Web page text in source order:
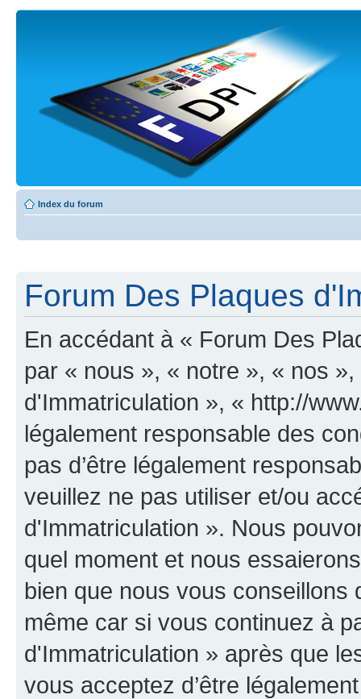
Index du forum
Forum Des Plaques
En accédant à « Forum Des
par « nous », « notre », « nos
d'Immatriculation », « http://
légalement responsable des
pas d’être légalement
veuillez ne pas utiliser et/ou
d'Immatriculation ». Nous
quel moment et nous
bien que nous vous
même car si vous continuez à
d'Immatriculation » après que
vous acceptez d’être